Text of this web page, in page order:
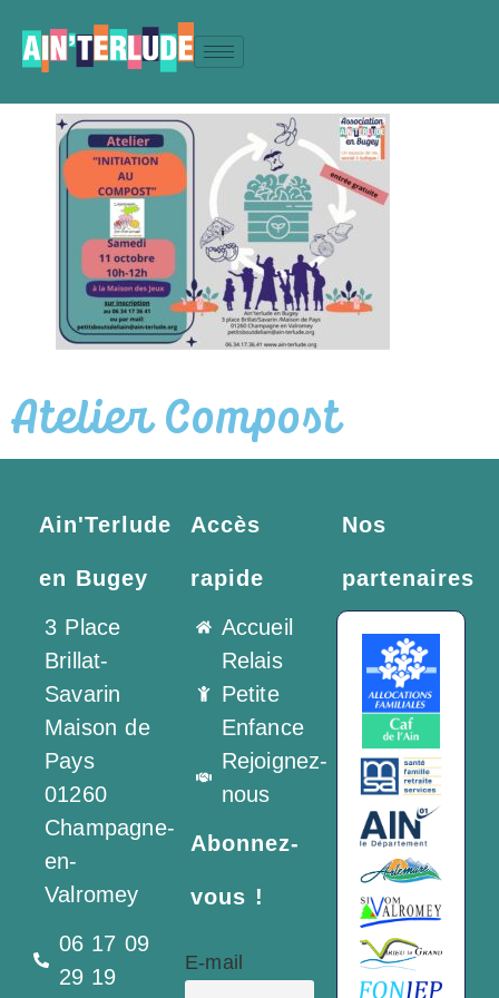
Atelier Compost
Atelier Compost
Ain'Terlude
en Bugey
3 Place
Brillat-
Savarin
Maison de
Pays
01260
Champagne-
en-
Valromey
06 17 09
29 19
Accès
rapide
Accueil
Relais
Petite
Enfance
Rejoignez-
nous
Abonnez-
vous !
E-mail
Nos
partenaires